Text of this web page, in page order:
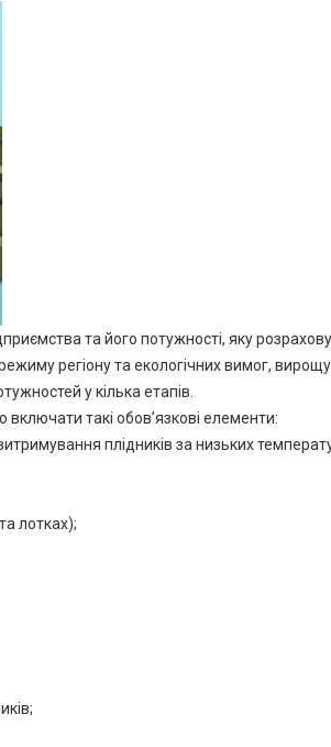
та його потужності, яку
регіону та екологічних вимог,
у кілька етапів.
такі обов’язкові елементи:
плідників за низьких
лотках);